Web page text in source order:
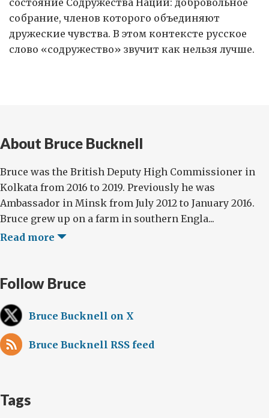
состояние Содружества Наций: добровольное
собрание, членов которого объединяют
дружеские чувства. В этом контексте русское
слово «содружество» звучит как нельзя лучше.
About Bruce Bucknell
Bruce was the British Deputy High Commissioner in
Kolkata from 2016 to 2019. Previously he was
Ambassador in Minsk from July 2012 to January 2016.
Bruce grew up on a farm in southern Engla...
Read more
Follow Bruce
Bruce Bucknell on X
Bruce Bucknell RSS feed
Tags